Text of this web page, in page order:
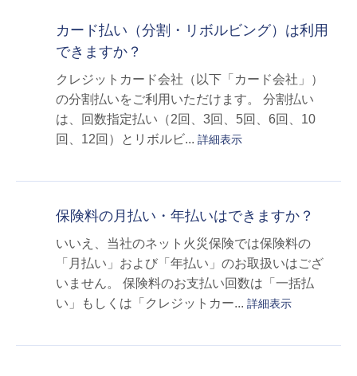
カード払い（分割・リボルビング）は利用
できますか？
クレジットカード会社（以下「カード会社」）
の分割払いをご利用いただけます。 分割払い
は、回数指定払い（2回、3回、5回、6回、10
回、12回）とリボルビ... 詳細表示
保険料の月払い・年払いはできますか？
いいえ、当社のネット火災保険では保険料の
「月払い」および「年払い」のお取扱いはござ
いません。 保険料のお支払い回数は「一括払
い」もしくは「クレジットカー... 詳細表示